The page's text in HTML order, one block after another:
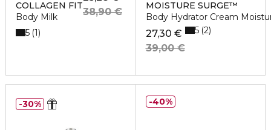
COLLAGEN FIT
Body Milk
38,90 €
5 1
MOISTURE SURGE™
Body Hydrator Cream
27,30 €
39,00 €
5 2
30% 40%